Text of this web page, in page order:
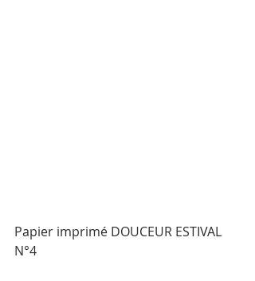
Papier imprimé DOUCEUR ESTIVAL
N°4